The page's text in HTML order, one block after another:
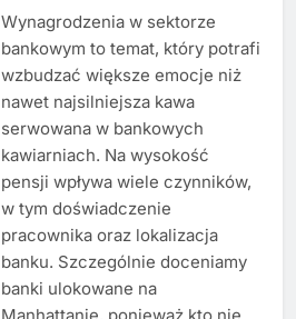
Wynagrodzenia w sektorze
bankowym to temat, który potrafi
wzbudzać większe emocje niż
nawet najsilniejsza kawa
serwowana w bankowych
kawiarniach. Na wysokość
pensji wpływa wiele czynników,
w tym doświadczenie
pracownika oraz lokalizacja
banku. Szczególnie doceniamy
banki ulokowane na